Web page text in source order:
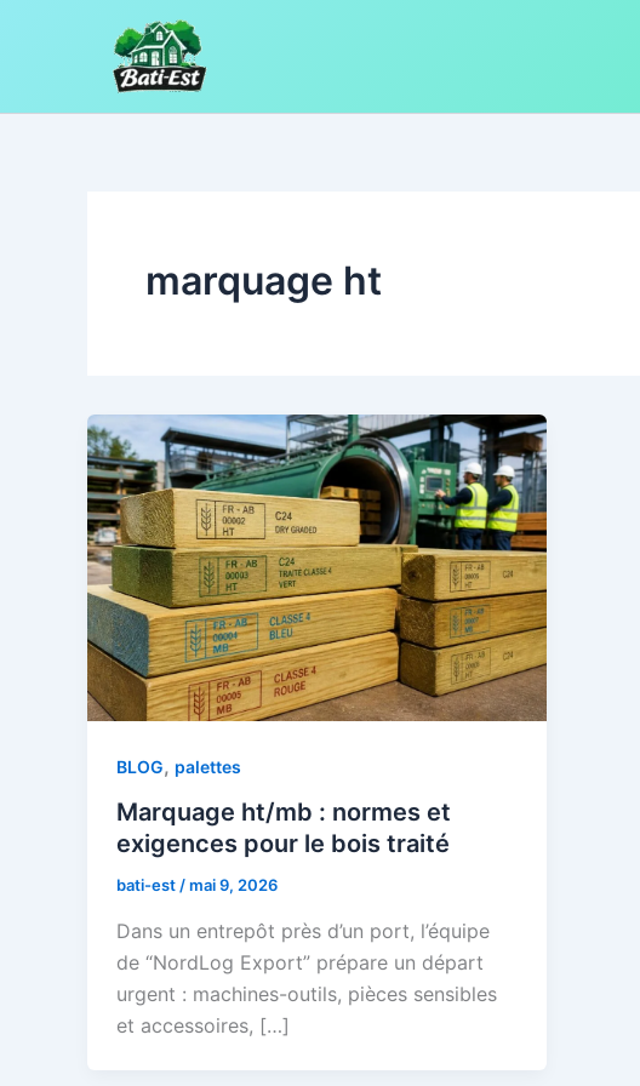
marquage ht
BLOG, palettes
Marquage ht/mb : normes et
exigences pour le bois traité
bati-est/mai 9, 2026
Dans un entrepôt près d’un port, l’équipe
de “NordLog Export” prépare un départ
urgent : machines-outils, pièces sensibles
et accessoires, […]